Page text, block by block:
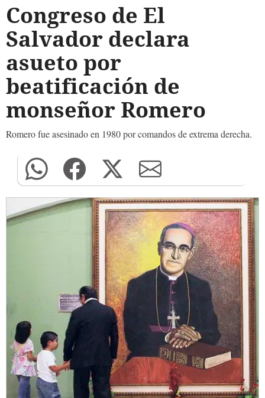
Congreso de El
Salvador declara
asueto por
beatificación de
monseñor Romero
Romero fue asesinado en 1980 por comandos de extrema derecha.